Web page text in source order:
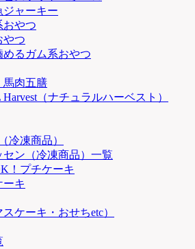
ジャーキー
おやつ
やつ
めるガム系おやつ
馬肉五膳
（ナチュラルハーベスト）
冷凍商品）
セン（冷凍商品）一覧
！プチケーキ
ーキ
スケーキ・おせちetc）